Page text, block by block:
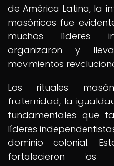
de América Latina, la
masónicos fue
muchos líderes
organizaron y
movimientos
Los rituales
fraternidad, la
fundamentales que
líderes
dominio colonial.
fortalecieron